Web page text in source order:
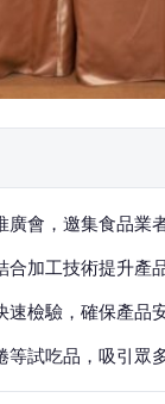
會，邀集食品業
加工技術提升產
檢驗，確保產品
試吃品，吸引眾